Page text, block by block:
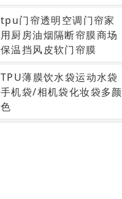
tpu门帘透明空调门帘家
用厨房油烟隔断帘膜商场
保温挡风皮软门帘膜
TPU薄膜饮水袋运动水袋
手机袋/相机袋化妆袋多颜
色